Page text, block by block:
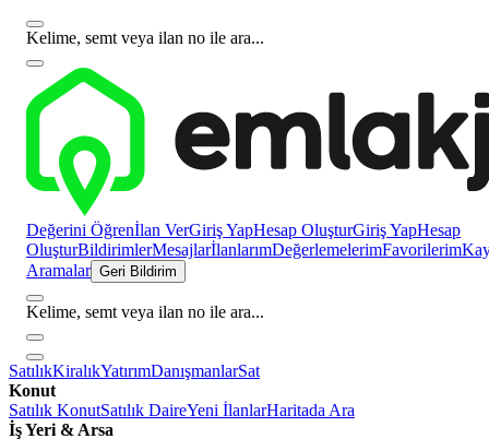
Kelime, semt veya ilan no ile ara...
Değerini Öğrenİlan VerGiriş YapHesap OluşturGiriş YapHesap
OluşturBildirimlerMesajlarİlanlarımDeğerlemelerimFavorilerim
Aramalar Geri Bildirim
Kelime, semt veya ilan no ile ara...
SatılıkKiralıkYatırımDanışmanlarSat
Konut
Satılık KonutSatılık DaireYeni İlanlarHaritada Ara
İş Yeri & Arsa